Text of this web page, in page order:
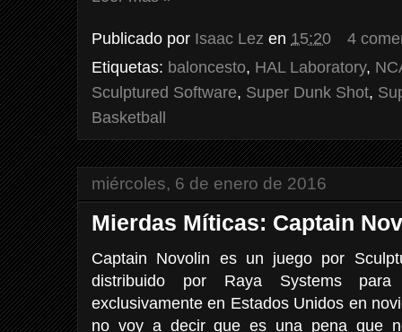
Publicado por Isaac Lez en 15:20
4
Etiquetas: baloncesto, HAL Laboratory,
Sculptured Software, Super Dunk Shot,
Basketball
miércoles, 6 de enero de 2016
Mierdas Míticas: Captain
Captain Novolin es un juego por
distribuido por Raya Systems para
exclusivamente en Estados Unidos en
no voy a decir que es una pena que